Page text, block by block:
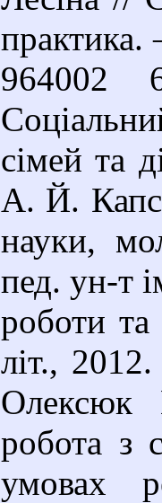
964002
сімей та
А. Й.
науки,
пед. ун-т
роботи
літ.,
Олексюк
робота з
умовах